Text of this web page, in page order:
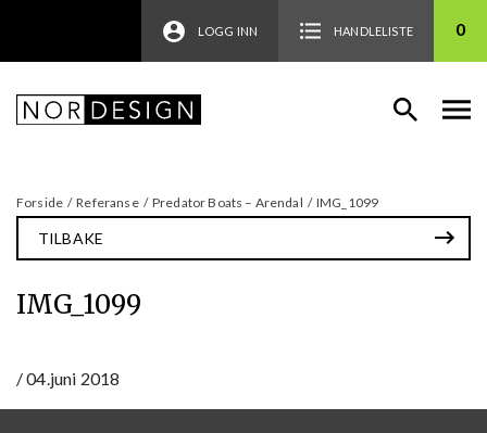
LOGG INN HANDLELISTE 0
Forside / Referanse / Predator Boats – Arendal / IMG_1099
TILBAKE
IMG_1099
/04.juni 2018